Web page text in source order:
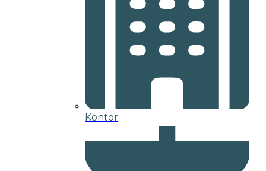
Kontor